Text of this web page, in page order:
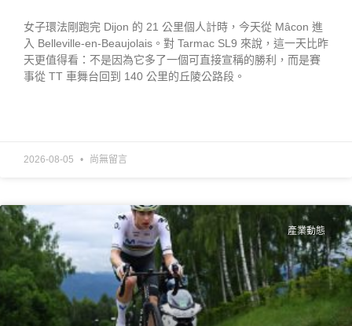
女子環法剛跑完 Dijon 的 21 公里個人計時，今天從 Mâcon 進
入 Belleville-en-Beaujolais。對 Tarmac SL9 來說，這一天比昨
天更值得看：不是因為它多了一個可直接宣稱的勝利，而是賽
事從 TT 車舞台回到 140 公里的丘陵公路段。
2026-08-05 尚無留言
產業動態